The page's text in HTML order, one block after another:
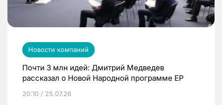
Новости компаний
Почти 3 млн идей: Дмитрий Медведев
рассказал о Новой Народной программе ЕР
20:10 / 25.07.26